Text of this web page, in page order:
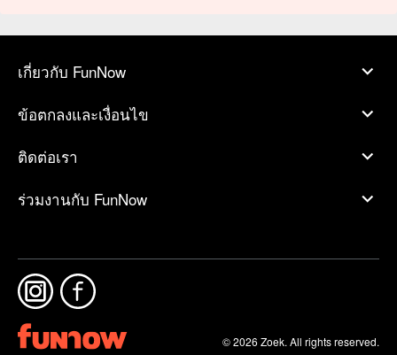
เกี่ยวกับ FunNow
ข้อตกลงและเงื่อนไข
ติดต่อเรา
ร่วมงานกับ FunNow
© 2026 Zoek. All rights reserved.